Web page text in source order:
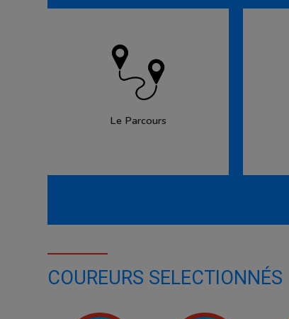
Le Parcours
COUREURS SELECTIONNÉS